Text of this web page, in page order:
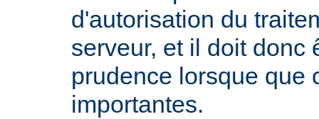
d'autorisation du
serveur, et il doit donc
prudence lorsque que
importantes.